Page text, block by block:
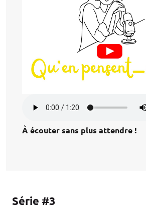
À écouter sans plus attendre !
Série #3